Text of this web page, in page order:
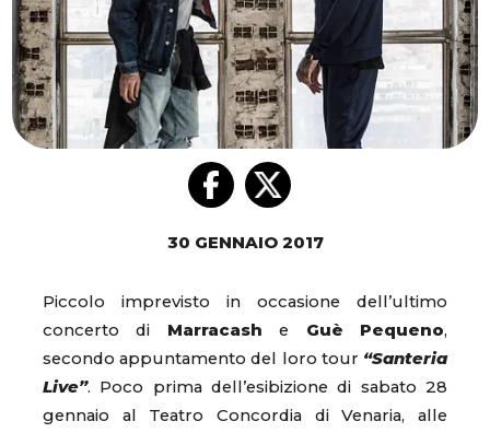
30 GENNAIO 2017
Piccolo imprevisto in occasione dell’ultimo
concerto di Marracash e Guè Pequeno,
secondo appuntamento del loro tour “Santeria
Live”. Poco prima dell’esibizione di sabato 28
gennaio al Teatro Concordia di Venaria, alle